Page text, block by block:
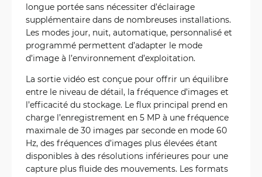
longue portée sans nécessiter d’éclairage
supplémentaire dans de nombreuses installations.
Les modes jour, nuit, automatique, personnalisé et
programmé permettent d’adapter le mode
d’image à l’environnement d’exploitation.
La sortie vidéo est conçue pour offrir un équilibre
entre le niveau de détail, la fréquence d’images et
l’efficacité du stockage. Le flux principal prend en
charge l’enregistrement en 5 MP à une fréquence
maximale de 30 images par seconde en mode 60
Hz, des fréquences d’images plus élevées étant
disponibles à des résolutions inférieures pour une
capture plus fluide des mouvements. Les formats